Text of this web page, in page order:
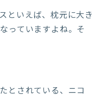
といえば、枕元に大き
っていますよね。そ
とされている、ニコ